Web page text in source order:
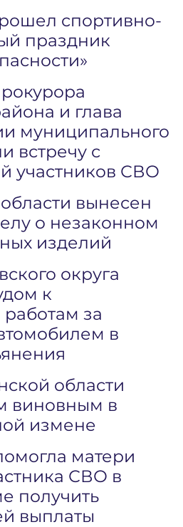
спортивно-
праздник
и глава
муниципального
встречу с
участников СВО
вынесен
о незаконном
изделий
округа
к
за
в
области
виновным в
измене
матери
СВО в
получить
выплаты